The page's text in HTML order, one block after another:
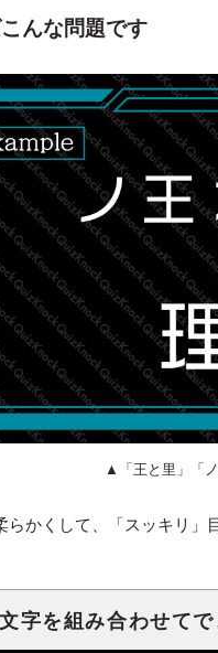
んな問題です
▲「王と里」「
らかくして、「スッキリ」
字を組み合わせて